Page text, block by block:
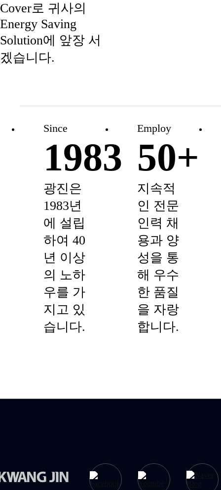
Cover로 귀사의
Energy Saving
Solution에 앞장 서
겠습니다.
Since
1983
광진은
1983년
에 설립
하여 40
년 이상
의 노하
우를 가
지고 있
습니다.
Employ
50+
지속적
인 전문
인력 채
용과 양
성을 통
해 우수
한 품질
을 자랑
합니다.